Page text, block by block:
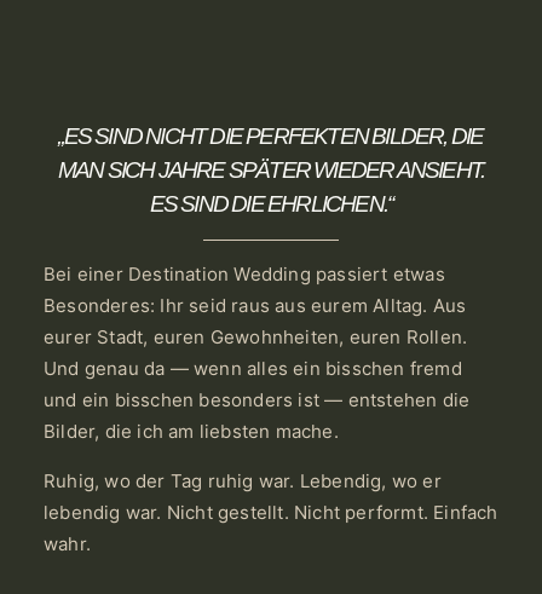
„ES SIND NICHT DIE PERFEKTEN BILDER, DIE
MAN SICH JAHRE SPÄTER WIEDER ANSIEHT.
ES SIND DIE EHRLICHEN.“
Bei einer Destination Wedding passiert etwas
Besonderes: Ihr seid raus aus eurem Alltag. Aus
eurer Stadt, euren Gewohnheiten, euren Rollen.
Und genau da — wenn alles ein bisschen fremd
und ein bisschen besonders ist — entstehen die
Bilder, die ich am liebsten mache.
Ruhig, wo der Tag ruhig war. Lebendig, wo er
lebendig war. Nicht gestellt. Nicht performt. Einfach
wahr.